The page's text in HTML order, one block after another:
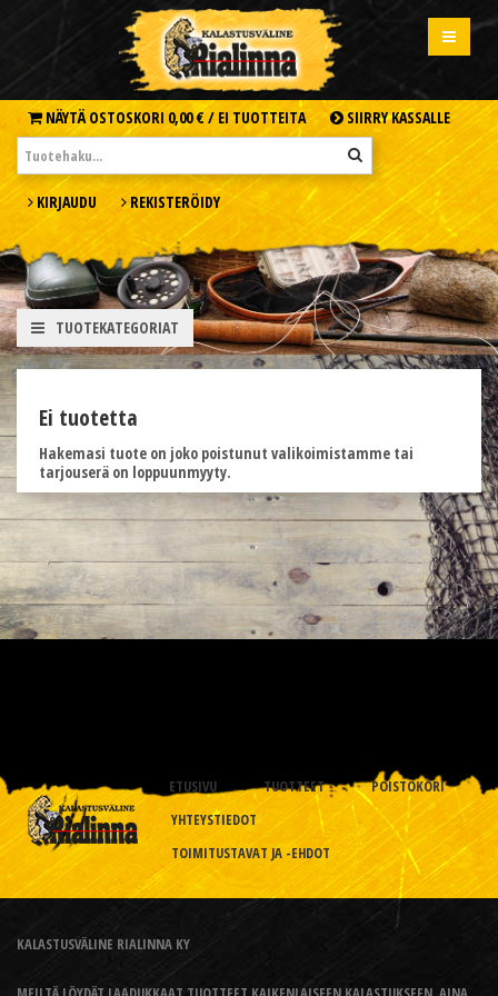
NÄYTÄ OSTOSKORI 0,00 € / EI TUOTTEITA SIIRRY KASSALLE
KIRJAUDU REKISTERÖIDY
TUOTEKATEGORIAT
Ei tuotetta
Hakemasi tuote on joko poistunut valikoimistamme tai
tarjouserä on loppuunmyyty.
ETUSIVU TUOTTEET
POISTOKORI
YHTEYSTIEDOT
TOIMITUSTAVAT JA -EHDOT
KALASTUSVÄLINE RIALINNA KY